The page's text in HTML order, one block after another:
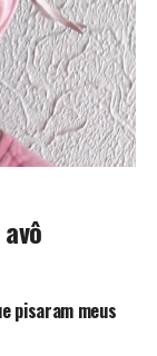
pisaram meus